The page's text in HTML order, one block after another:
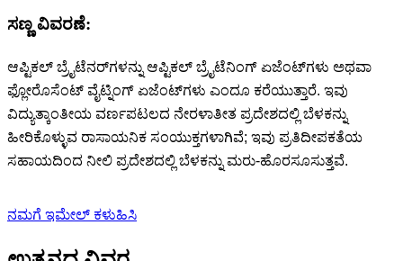
ಸಣ್ಣ ವಿವರಣೆ:
ಆಪ್ಟಿಕಲ್ ಬ್ರೈಟೆನರ್‌ಗಳನ್ನು ಆಪ್ಟಿಕಲ್ ಬ್ರೈಟೆನಿಂಗ್ ಏಜೆಂಟ್‌ಗಳು ಅಥವಾ
ಫ್ಲೋರೊಸೆಂಟ್ ವೈಟ್ನಿಂಗ್ ಏಜೆಂಟ್‌ಗಳು ಎಂದೂ ಕರೆಯುತ್ತಾರೆ. ಇವು
ವಿದ್ಯುತ್ಕಾಂತೀಯ ವರ್ಣಪಟಲದ ನೇರಳಾತೀತ ಪ್ರದೇಶದಲ್ಲಿ ಬೆಳಕನ್ನು
ಹೀರಿಕೊಳ್ಳುವ ರಾಸಾಯನಿಕ ಸಂಯುಕ್ತಗಳಾಗಿವೆ; ಇವು ಪ್ರತಿದೀಪಕತೆಯ
ಸಹಾಯದಿಂದ ನೀಲಿ ಪ್ರದೇಶದಲ್ಲಿ ಬೆಳಕನ್ನು ಮರು-ಹೊರಸೂಸುತ್ತವೆ.
ನಮಗೆ ಇಮೇಲ್ ಕಳುಹಿಸಿ